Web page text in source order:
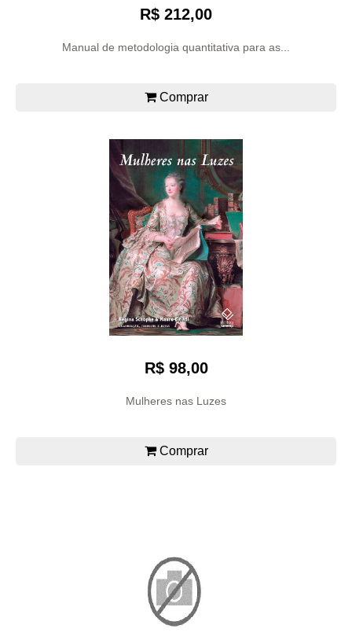
R$ 212,00
Manual de metodologia quantitativa para as...
Comprar
R$ 98,00
Mulheres nas Luzes
Comprar